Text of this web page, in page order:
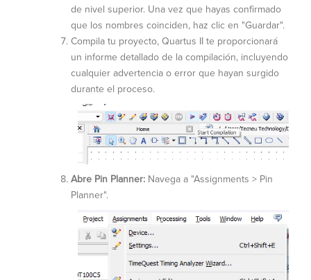
de nivel superior. Una vez que hayas confirmado
que los nombres coinciden, haz clic en "Guardar".
Compila tu proyecto, Quartus II te proporcionará
un informe detallado de la compilación, incluyendo
cualquier advertencia o error que hayan surgido
durante el proceso.
Abre Pin Planner: Navega a "Assignments > Pin
Planner".